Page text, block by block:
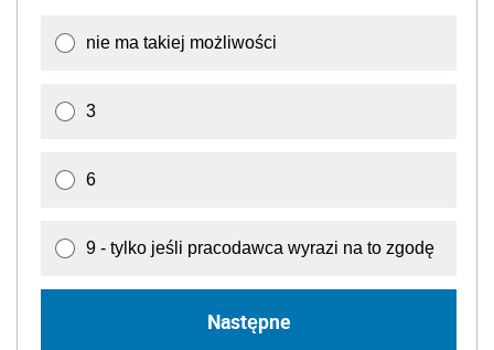
nie ma takiej możliwości
3
6
9 - tylko jeśli pracodawca wyrazi na to zgodę
Następne